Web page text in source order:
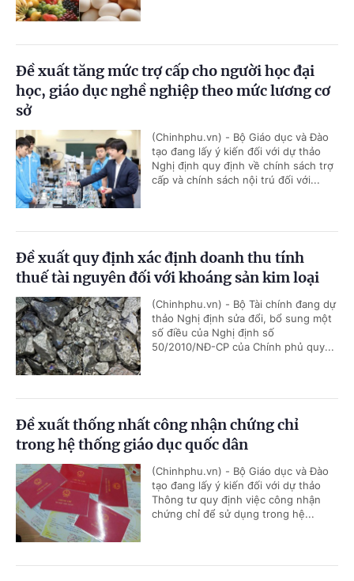
Đề xuất tăng mức trợ cấp cho người học đại
học, giáo dục nghề nghiệp theo mức lương cơ
sở
(Chinhphu.vn) - Bộ Giáo dục và Đào
tạo đang lấy ý kiến đối với dự thảo
Nghị định quy định về chính sách trợ
cấp và chính sách nội trú đối với...
Đề xuất quy định xác định doanh thu tính
thuế tài nguyên đối với khoáng sản kim loại
(Chinhphu.vn) - Bộ Tài chính đang dự
thảo Nghị định sửa đổi, bổ sung một
số điều của Nghị định số
50/2010/NĐ-CP của Chính phủ quy...
Đề xuất thống nhất công nhận chứng chỉ
trong hệ thống giáo dục quốc dân
(Chinhphu.vn) - Bộ Giáo dục và Đào
tạo đang lấy ý kiến đối với dự thảo
Thông tư quy định việc công nhận
chứng chỉ để sử dụng trong hệ...